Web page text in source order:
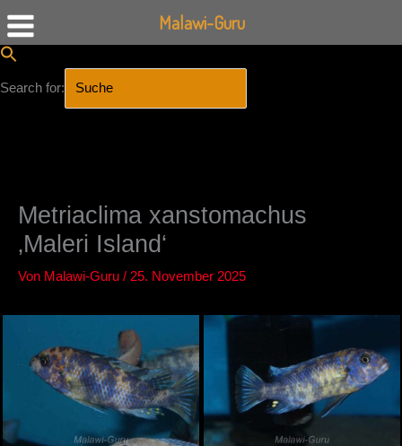
Search for:
Metriaclima xanstomachus
‚Maleri Island‘
Von Malawi-Guru / 25. November 2025
Malawi-Guru